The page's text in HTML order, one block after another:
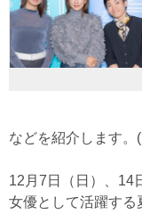
などを紹介します
12月7日（日）、14
女優として活躍する